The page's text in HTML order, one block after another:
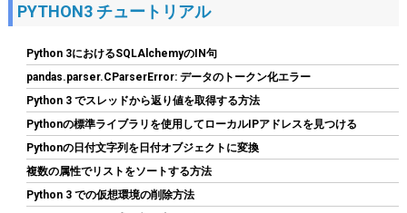
M.2 2280mm SSD両面ヒートシンク、PC / PS5用サーマルシリコ
ンパッド付きM.2 PCIE NVMe SSD (銀色)
(5441953) GBP 4.81 (2026-08-09 04:05 GMT +09:00 時点 -
こちら)
PYTHON3 チュートリアル
Python 3におけるSQLAlchemyのIN句
pandas.parser.CParserError: データのトークン化エラー
Python 3 でスレッドから返り値を取得する方法
Pythonの標準ライブラリを使用してローカルIPアドレスを見つける
Pythonの日付文字列を日付オブジェクトに変換
複数の属性でリストをソートする方法
Python 3 での仮想環境の削除方法